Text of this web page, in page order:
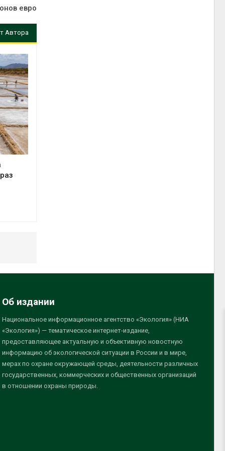
евро
Автора
Об издании
Национальное информационное агентство «Экология» (НИА
«Экология») — тематическое интернет-издание,
предоставляющее актуальную и объективную новостную
информацию об экологической ситуации в России и в мире,
мерах по охране окружающей среды, деятельности различных
государственных, коммерческих и общественных организаций
в отношении охраны природы.